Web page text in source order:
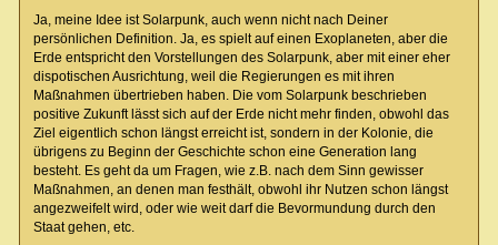
Ja, meine Idee ist Solarpunk, auch wenn nicht nach Deiner
persönlichen Definition. Ja, es spielt auf einen Exoplaneten, aber die
Erde entspricht den Vorstellungen des Solarpunk, aber mit einer eher
dispotischen Ausrichtung, weil die Regierungen es mit ihren
Maßnahmen übertrieben haben. Die vom Solarpunk beschrieben
positive Zukunft lässt sich auf der Erde nicht mehr finden, obwohl das
Ziel eigentlich schon längst erreicht ist, sondern in der Kolonie, die
übrigens zu Beginn der Geschichte schon eine Generation lang
besteht. Es geht da um Fragen, wie z.B. nach dem Sinn gewisser
Maßnahmen, an denen man festhält, obwohl ihr Nutzen schon längst
angezweifelt wird, oder wie weit darf die Bevormundung durch den
Staat gehen, etc.